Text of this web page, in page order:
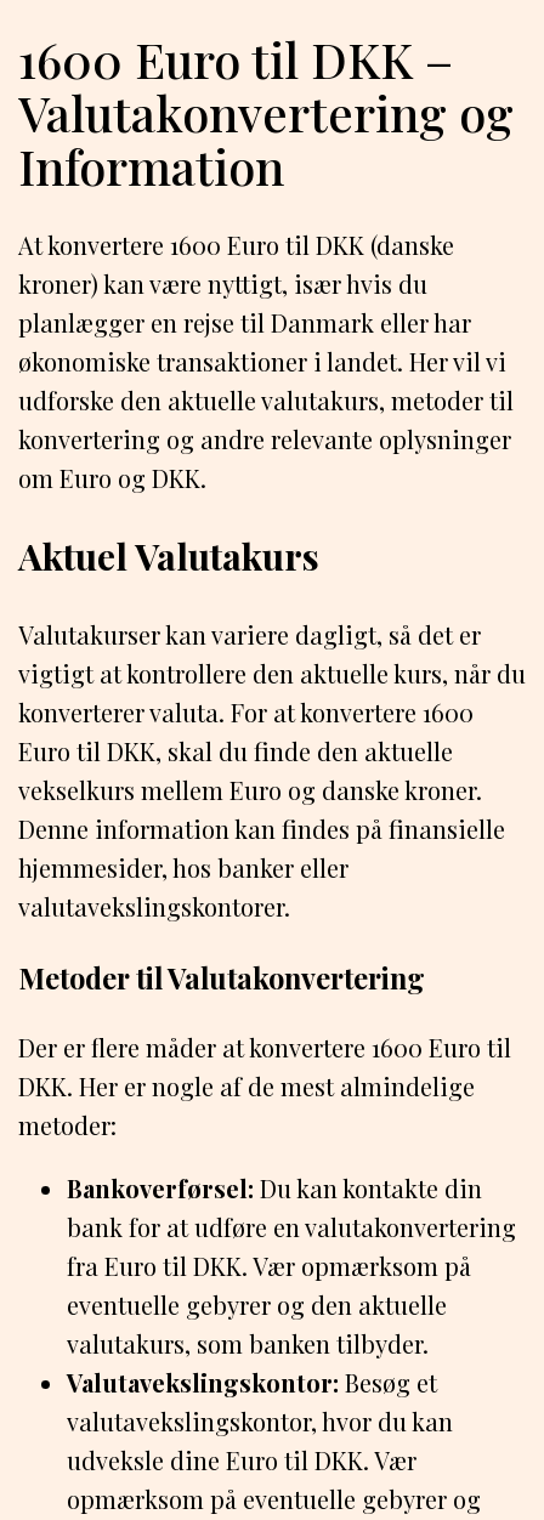
1600 Euro til DKK –
Valutakonvertering og
Information
At konvertere 1600 Euro til DKK (danske
kroner) kan være nyttigt, især hvis du
planlægger en rejse til Danmark eller har
økonomiske transaktioner i landet. Her vil vi
udforske den aktuelle valutakurs, metoder til
konvertering og andre relevante oplysninger
om Euro og DKK.
Aktuel Valutakurs
Valutakurser kan variere dagligt, så det er
vigtigt at kontrollere den aktuelle kurs, når du
konverterer valuta. For at konvertere 1600
Euro til DKK, skal du finde den aktuelle
vekselkurs mellem Euro og danske kroner.
Denne information kan findes på finansielle
hjemmesider, hos banker eller
valutavekslingskontorer.
Metoder til Valutakonvertering
Der er flere måder at konvertere 1600 Euro til
DKK. Her er nogle af de mest almindelige
metoder:
Bankoverførsel: Du kan kontakte din
bank for at udføre en valutakonvertering
fra Euro til DKK. Vær opmærksom på
eventuelle gebyrer og den aktuelle
valutakurs, som banken tilbyder.
Valutavekslingskontor: Besøg et
valutavekslingskontor, hvor du kan
udveksle dine Euro til DKK. Vær
opmærksom på eventuelle gebyrer og